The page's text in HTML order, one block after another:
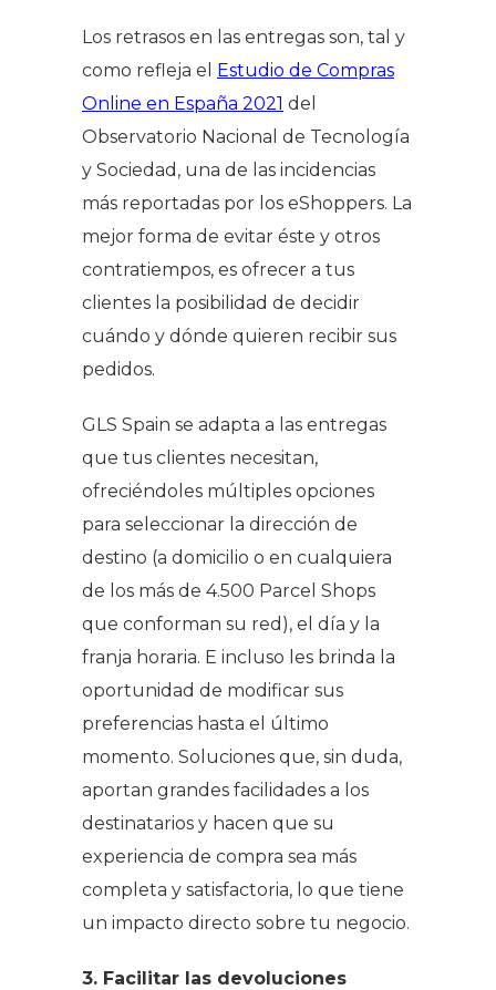
Los retrasos en las entregas son, tal y
como refleja el Estudio de Compras
Online en España 2021 del
Observatorio Nacional de Tecnología
y Sociedad, una de las incidencias
más reportadas por los eShoppers. La
mejor forma de evitar éste y otros
contratiempos, es ofrecer a tus
clientes la posibilidad de decidir
cuándo y dónde quieren recibir sus
pedidos.
GLS Spain se adapta a las entregas
que tus clientes necesitan,
ofreciéndoles múltiples opciones
para seleccionar la dirección de
destino (a domicilio o en cualquiera
de los más de 4.500 Parcel Shops
que conforman su red), el día y la
franja horaria. E incluso les brinda la
oportunidad de modificar sus
preferencias hasta el último
momento. Soluciones que, sin duda,
aportan grandes facilidades a los
destinatarios y hacen que su
experiencia de compra sea más
completa y satisfactoria, lo que tiene
un impacto directo sobre tu negocio.
3. Facilitar las devoluciones